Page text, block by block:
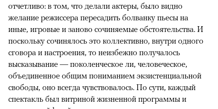
отчетливо: в том, что делали актеры, было видно
желание режиссера пересадить болванку пьесы на
иные, игровые и заново сочиняемые обстоятельства. И
поскольку сочинялось это коллективно, внутри одного
сговора и настроения, то неизбежно получалось
высказывание — поколенческое ли, человеческое,
объединенное общим пониманием экзистенциальной
свободы, оно всегда чувствовалось. По сути, каждый
спектакль был витриной жизненной программы и